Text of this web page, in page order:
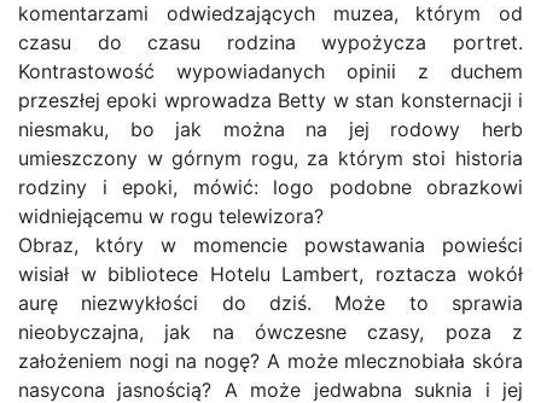
komentarzami odwiedzających muzea, którym od
czasu do czasu rodzina wypożycza portret.
Kontrastowość wypowiadanych opinii z duchem
przeszłej epoki wprowadza Betty w stan konsternacji i
niesmaku, bo jak można na jej rodowy herb
umieszczony w górnym rogu, za którym stoi historia
rodziny i epoki, mówić: logo podobne obrazkowi
widniejącemu w rogu telewizora?
Obraz, który w momencie powstawania powieści
wisiał w bibliotece Hotelu Lambert, roztacza wokół
aurę niezwykłości do dziś. Może to sprawia
nieobyczajna, jak na ówczesne czasy, poza z
założeniem nogi na nogę? A może mlecznobiała skóra
nasycona jasnością? A może jedwabna suknia i jej